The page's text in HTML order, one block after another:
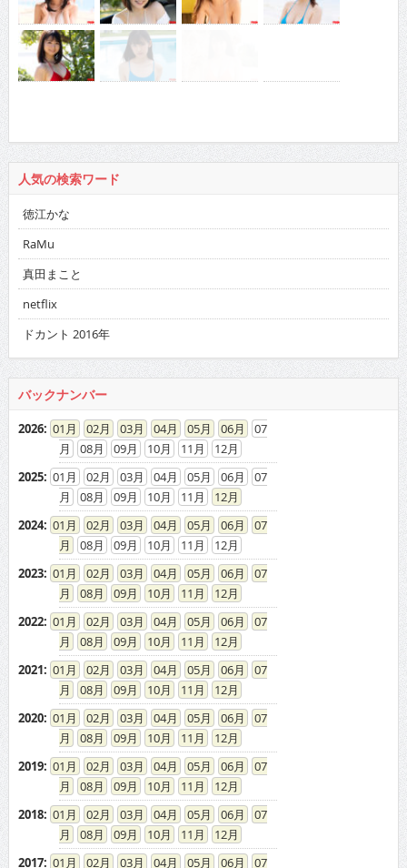
人気の検索ワード
徳江かな
RaMu
真田まこと
netflix
ドカント 2016年
バックナンバー
2026: 01 02 03 04 05 06
07
08
09 10 11
12
2025: 01 02 03 04 05 06
07
08
09 10 11
12
2024: 01 02 03 04 05 06
07
08
09 10 11
12
2023: 01 02 03 04 05 06
07
08
09 10 11
12
2022: 01 02 03 04 05 06
07
08
09 10 11
12
2021: 01 02 03 04 05 06
07
08
09 10 11
12
2020: 01 02 03 04 05 06
07
08
09 10 11
12
2019: 01 02 03 04 05 06
07
08
09 10 11
12
2018: 01 02 03 04 05 06
07
08
09 10 11
12
2017: 01 02 03 04 05 06
07